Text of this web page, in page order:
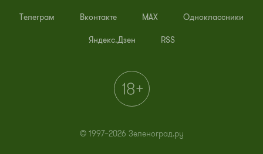
Телеграм Вконтакте MAX Одноклассники
Яндекс.Дзен RSS
© 1997–2026 Зеленоград.ру